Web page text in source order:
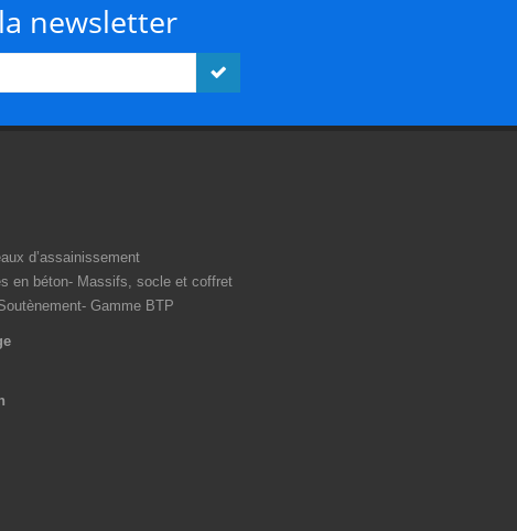
newsletter
d’assainissement
en béton
Massifs, socle et coffret
Gamme BTP